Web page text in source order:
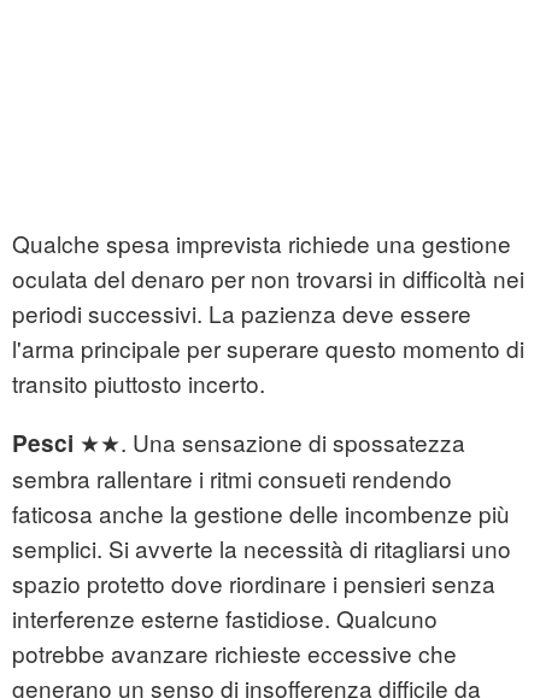
Qualche spesa imprevista richiede una gestione
oculata del denaro per non trovarsi in difficoltà nei
periodi successivi. La pazienza deve essere
l'arma principale per superare questo momento di
transito piuttosto incerto.
Pesci ★★. Una sensazione di spossatezza
sembra rallentare i ritmi consueti rendendo
faticosa anche la gestione delle incombenze più
semplici. Si avverte la necessità di ritagliarsi uno
spazio protetto dove riordinare i pensieri senza
interferenze esterne fastidiose. Qualcuno
potrebbe avanzare richieste eccessive che
generano un senso di insofferenza difficile da